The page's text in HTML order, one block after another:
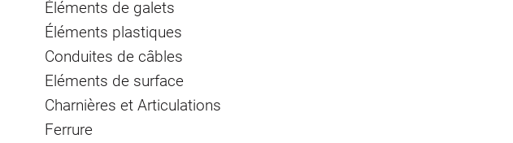
Éléments de galets
Éléments plastiques
Conduites de câbles
Eléments de surface
Charnières et Articulations
Ferrure